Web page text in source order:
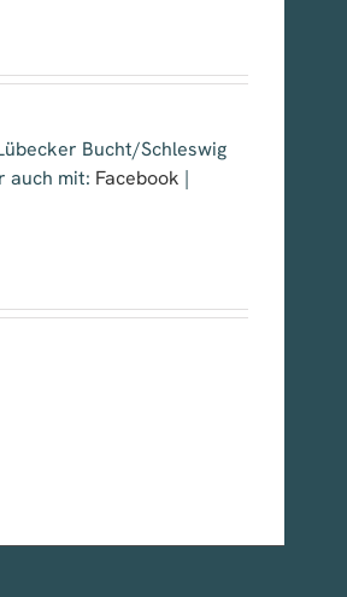
Bucht/Schleswig
auch mit: Facebook |